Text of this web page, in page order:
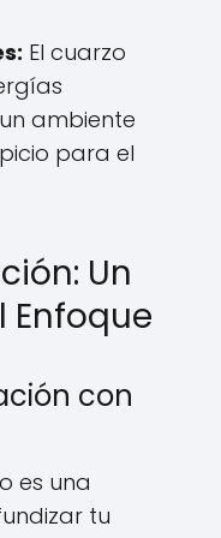
El cuarzo
ambiente
para el
Un
con
es una
tu